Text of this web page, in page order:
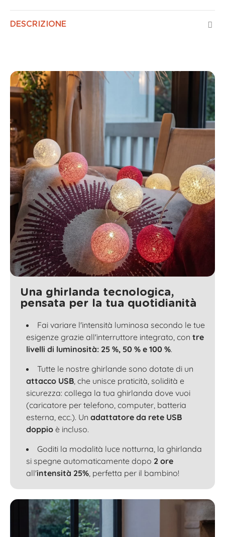
DESCRIZIONE
Una ghirlanda tecnologica,
pensata per la tua quotidianità
Fai variare l'intensità luminosa secondo le tue
esigenze grazie all'interruttore integrato, con tre
livelli di luminosità: 25 %, 50 % e 100 %.
Tutte le nostre ghirlande sono dotate di un
attacco USB, che unisce praticità, solidità e
sicurezza: collega la tua ghirlanda dove vuoi
(caricatore per telefono, computer, batteria
esterna, ecc.). Un adattatore da rete USB
doppio è incluso.
Goditi la modalità luce notturna, la ghirlanda
si spegne automaticamente dopo 2 ore
all'intensità 25%, perfetta per il bambino!